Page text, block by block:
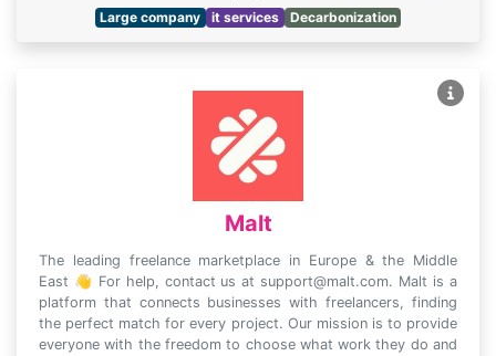
Large company
it services Decarbonization
Malt
The leading freelance marketplace in Europe & the Middle
East 👋 For help, contact us at support@malt.com. Malt is a
platform that connects businesses with freelancers, finding
the perfect match for every project. Our mission is to provide
everyone with the freedom to choose what work they do and